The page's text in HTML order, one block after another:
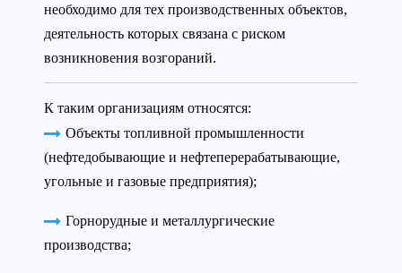
необходимо для тех производственных объектов,
деятельность которых связана с риском
возникновения возгораний.
К таким организациям относятся:
Объекты топливной промышленности
(нефтедобывающие и нефтеперерабатывающие,
угольные и газовые предприятия);
Горнорудные и металлургические
производства;